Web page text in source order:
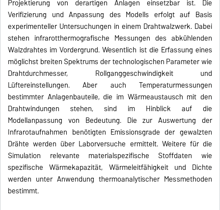
Projektierung von derartigen Anlagen einsetzbar ist. Die
Verifizierung und Anpassung des Modells erfolgt auf Basis
experimenteller Untersuchungen in einem Drahtwalzwerk. Dabei
stehen infrarotthermografische Messungen des abkühlenden
Walzdrahtes im Vordergrund. Wesentlich ist die Erfassung eines
möglichst breiten Spektrums der technologischen Parameter wie
Drahtdurchmesser, Rollganggeschwindigkeit und
Lüftereinstellungen. Aber auch Temperaturmessungen
bestimmter Anlagenbauteile, die im Wärmeaustausch mit den
Drahtwindungen stehen, sind im Hinblick auf die
Modellanpassung von Bedeutung. Die zur Auswertung der
Infrarotaufnahmen benötigten Emissionsgrade der gewalzten
Drähte werden über Laborversuche ermittelt. Weitere für die
Simulation relevante materialspezifische Stoffdaten wie
spezifische Wärmekapazität, Wärmeleitfähigkeit und Dichte
werden unter Anwendung thermoanalytischer Messmethoden
bestimmt.